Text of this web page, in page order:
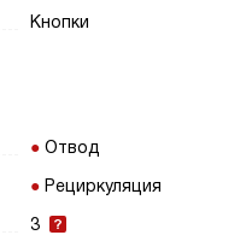
Кнопки
Отвод
Рециркуляция
3